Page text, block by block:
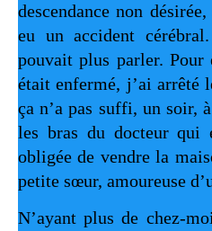
descendance non
eu un accident
pouvait plus parler. Pour
était enfermé, j’ai arrêté
ça n’a pas suffi, un soir,
les bras du docteur qui
obligée de vendre la
petite sœur, amoureuse
N’ayant plus de chez-